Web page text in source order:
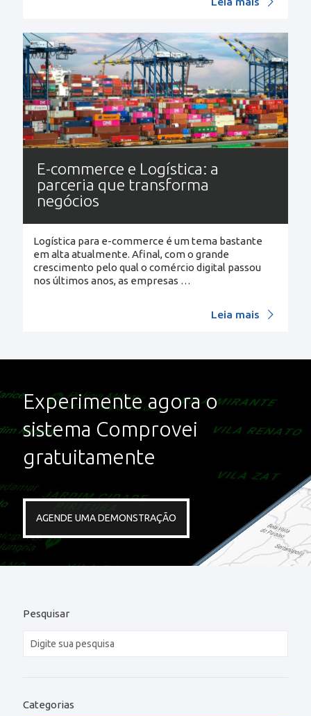
E-commerce e Logística: a
parceria que transforma
negócios
Logística para e-commerce é um tema bastante
em alta atualmente. Afinal, com o grande
crescimento pelo qual o comércio digital passou
nos últimos anos, as empresas …
Leia mais
Experimente agora o
sistema Comprovei
gratuitamente
AGENDE UMA DEMONSTRAÇÃO
Pesquisar
Categorias